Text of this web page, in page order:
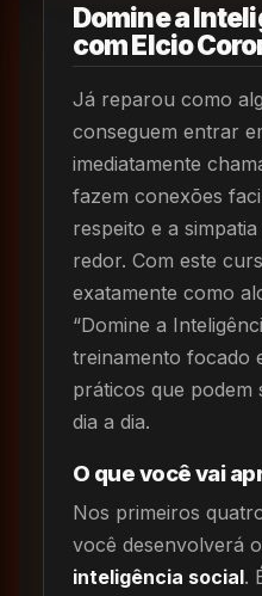
Domine a
com Elcio
Já reparou como
conseguem entrar
imediatamente
fazem conexões
respeito e a
redor. Com este
exatamente como
“Domine a
treinamento focado
práticos que podem
dia a dia.
O que você vai
Nos primeiros
você desenvolverá
inteligência social.